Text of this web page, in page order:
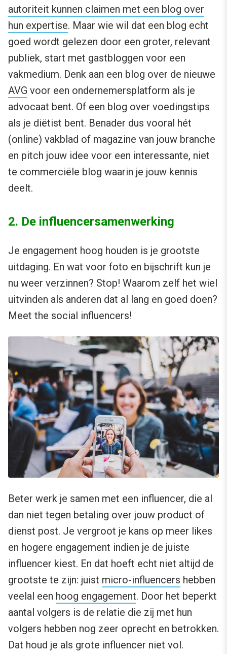
autoriteit kunnen claimen met een blog over
hun expertise. Maar wie wil dat een blog echt
goed wordt gelezen door een groter, relevant
publiek, start met gastbloggen voor een
vakmedium. Denk aan een blog over de nieuwe
AVG voor een ondernemersplatform als je
advocaat bent. Of een blog over voedingstips
als je diëtist bent. Benader dus vooral hét
(online) vakblad of magazine van jouw branche
en pitch jouw idee voor een interessante, niet
te commerciële blog waarin je jouw kennis
deelt.
2. De influencersamenwerking
Je engagement hoog houden is je grootste
uitdaging. En wat voor foto en bijschrift kun je
nu weer verzinnen? Stop! Waarom zelf het wiel
uitvinden als anderen dat al lang en goed doen?
Meet the social influencers!
Beter werk je samen met een influencer, die al
dan niet tegen betaling over jouw product of
dienst post. Je vergroot je kans op meer likes
en hogere engagement indien je de juiste
influencer kiest. En dat hoeft echt niet altijd de
grootste te zijn: juist micro-influencers hebben
veelal een hoog engagement. Door het beperkt
aantal volgers is de relatie die zij met hun
volgers hebben nog zeer oprecht en betrokken.
Dat houd je als grote influencer niet vol.